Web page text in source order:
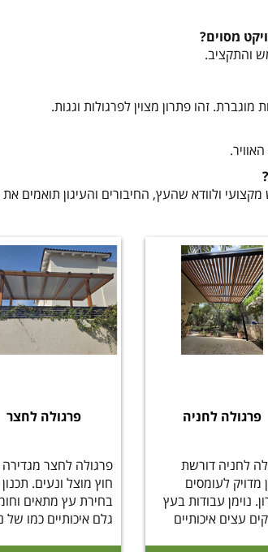
מסוים?
והתקציב.
זהו פתרון מצוין לפרגולות וגגות.
?
ולוודא שהעץ, החיבורים והעיגון תואמים
פרגולה לחצר
פרגולה לחצר
חוץ מוצל ונעים. תכנון
בחירת עץ מתאים
גלם איכותיים כמו של
פרגולה לחניה
לחניה דורשת
מדויק לעומסים
נוימן עבודות בעץ
עצים איכותיים